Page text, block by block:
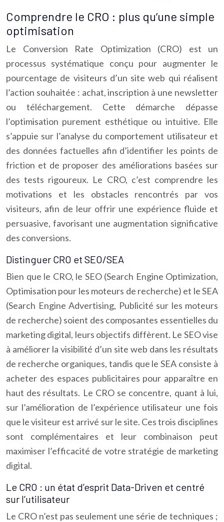
Comprendre le CRO : plus qu’une simple
optimisation
Le Conversion Rate Optimization (CRO) est un
processus systématique conçu pour augmenter le
pourcentage de visiteurs d’un site web qui réalisent
l’action souhaitée : achat, inscription à une newsletter
ou téléchargement. Cette démarche dépasse
l’optimisation purement esthétique ou intuitive. Elle
s’appuie sur l’analyse du comportement utilisateur et
des données factuelles afin d’identifier les points de
friction et de proposer des améliorations basées sur
des tests rigoureux. Le CRO, c’est comprendre les
motivations et les obstacles rencontrés par vos
visiteurs, afin de leur offrir une expérience fluide et
persuasive, favorisant une augmentation significative
des conversions.
Distinguer CRO et SEO/SEA
Bien que le CRO, le SEO (Search Engine Optimization,
Optimisation pour les moteurs de recherche) et le SEA
(Search Engine Advertising, Publicité sur les moteurs
de recherche) soient des composantes essentielles du
marketing digital, leurs objectifs diffèrent. Le SEO vise
à améliorer la visibilité d’un site web dans les résultats
de recherche organiques, tandis que le SEA consiste à
acheter des espaces publicitaires pour apparaître en
haut des résultats. Le CRO se concentre, quant à lui,
sur l’amélioration de l’expérience utilisateur une fois
que le visiteur est arrivé sur le site. Ces trois disciplines
sont complémentaires et leur combinaison peut
maximiser l’efficacité de votre stratégie de marketing
digital.
Le CRO : un état d’esprit Data-Driven et centré
sur l’utilisateur
Le CRO n’est pas seulement une série de techniques ;